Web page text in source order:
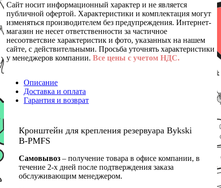
Сайт носит информационный характер и не является
публичной офертой. Характеристики и комплектация могут
изменяться производителем без предупреждения. Интернет-
магазин не несет ответственности за частичное
несоответсвие характеристик и фото, указанных на нашем
сайте, с действительными. Просьба уточнять характеристики
у менеджеров компании. Все цены с учетом НДС.
Описание
Доставка и оплата
Гарантия и возврат
Кронштейн для крепления резервуара Bykski
B-PMFS
Самовывоз – получение товара в офисе компании, в
течение 2-х дней после подтверждения заказа
обслуживающим менеджером.